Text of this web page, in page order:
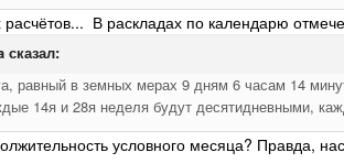
расчётов... В раскладах по календарю
сказал:
равный в земных мерах 9 дням 6 часам 14
14я и 28я неделя будут десятидневными,
условного месяца? Правда,